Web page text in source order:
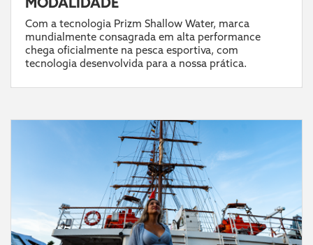
Com a tecnologia Prizm Shallow Water, marca
mundialmente consagrada em alta performance
chega oficialmente na pesca esportiva, com
tecnologia desenvolvida para a nossa prática.